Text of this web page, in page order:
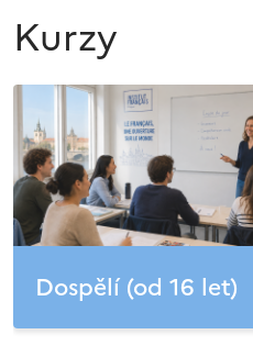
Kurzy
Dospělí (od 16 let)